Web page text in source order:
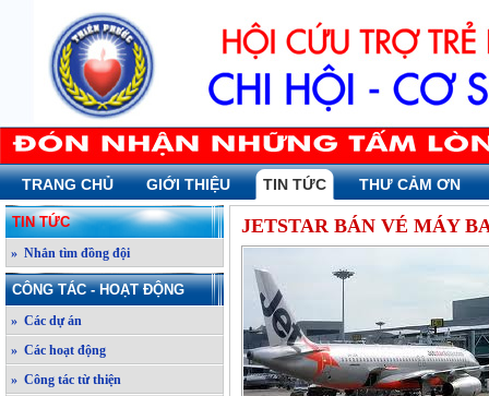
TRANG CHỦ GIỚI THIỆU TIN TỨC THƯ CẢM ƠN
TIN TỨC
» Nhắn tìm đồng đội
CÔNG TÁC - HOẠT ĐỘNG
» Các dự án
» Các hoạt động
» Công tác từ thiện
JETSTAR BÁN VÉ MÁY